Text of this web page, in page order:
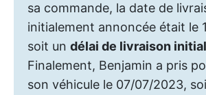
sa commande, la date de
initialement annoncée était le
soit un délai de livraison
Finalement, Benjamin a pris
son véhicule le 07/07/2023,